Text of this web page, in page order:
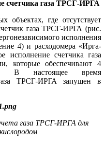
счетчика газа ТРСГ-ИРГА
объектах, где отсутствует
газа ТРСГ-ИРГА (рис.
исполнения
4) и расходомера «Ирга-
исполнение счетчика газа
которые обеспечивают 4
В настоящее время
ТРСГ-ИРГА запущен в
газа ТРСГ-ИРГА для